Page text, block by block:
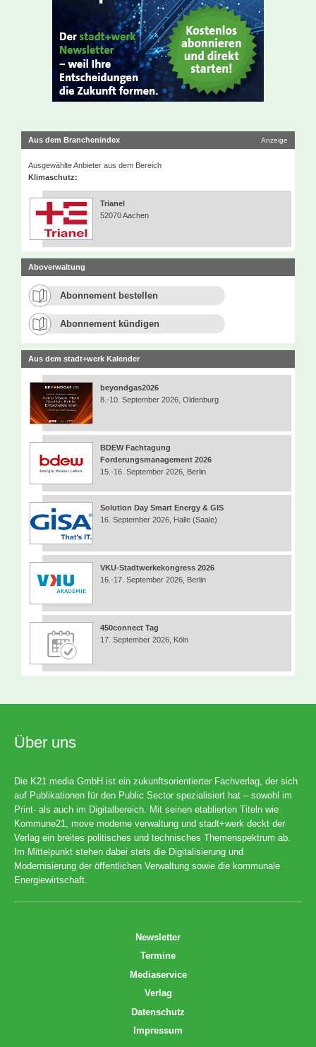
Aus dem Branchenindex Anzeige
Ausgewählte Anbieter aus dem Bereich
Klimaschutz:
Trianel
52070 Aachen
Aboverwaltung
Abonnement bestellen
Abonnement kündigen
Aus dem stadt+werk Kalender
beyondgas2026
8.-10. September 2026, Oldenburg
BDEW Fachtagung
Forderungsmanagement 2026
15.-16. September 2026, Berlin
Solution Day Smart Energy & GIS
16. September 2026, Halle (Saale)
VKU-Stadtwerkekongress 2026
16.-17. September 2026, Berlin
450connect Tag
17. September 2026, Köln
Über uns
Die K21 media GmbH ist ein zukunftsorientierter Fachverlag, der sich
auf Publikationen für den Public Sector spezialisiert hat – sowohl im
Print- als auch im Digitalbereich. Mit seinen etablierten Titeln wie
Kommune21, move moderne verwaltung und stadt+werk deckt der
Verlag ein breites politisches und technisches Themenspektrum ab.
Im Mittelpunkt stehen dabei stets die Digitalisierung und
Modernisierung der öffentlichen Verwaltung sowie die kommunale
Energiewirtschaft.
Newsletter
Termine
Mediaservice
Verlag
Datenschutz
Impressum